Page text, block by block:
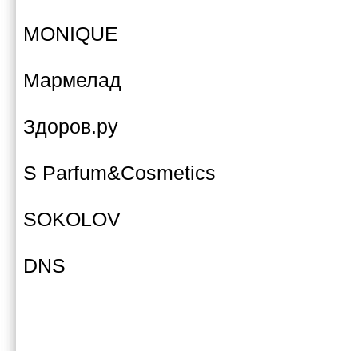
MONIQUE
Мармелад
Здоров.ру
S Parfum&Cosmetics
SOKOLOV
DNS